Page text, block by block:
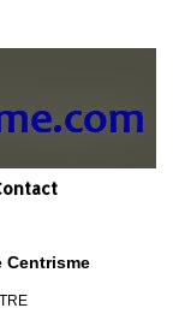
Centrisme